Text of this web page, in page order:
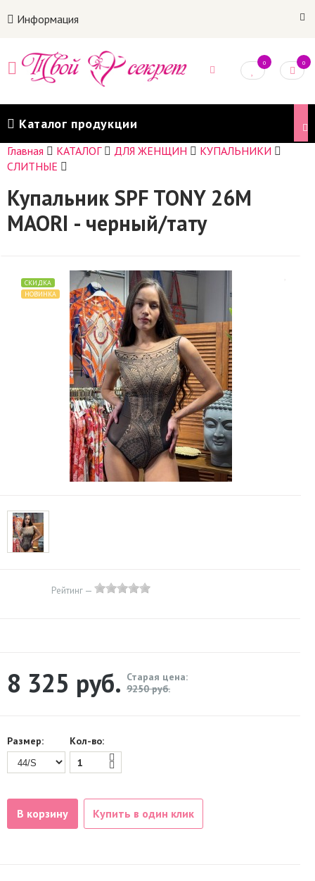
Информация
0 0
Каталог продукции
Главная КАТАЛОГ ДЛЯ ЖЕНЩИН
КУПАЛЬНИКИ
СЛИТНЫЕ
Купальник SPF TONY 26M
MAORI - черный/тату
СКИДКА
НОВИНКА
Рейтинг —
8 325 руб. Старая цена:
9250 руб.
Размер: Кол-во:
В корзину Купить в один клик